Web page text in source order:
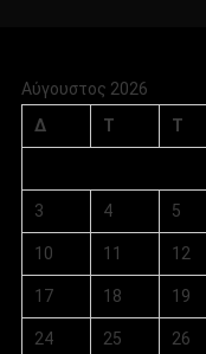
Αύγουστος 2026
Δ
Τ Τ
3 4 5
10 11 12
17 18 19
24 25 26